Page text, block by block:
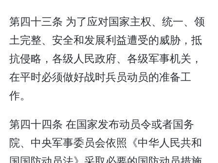
第四十三条 为了应对国家主权、统一、领
土完整、安全和发展利益遭受的威胁，抵
抗侵略，各级人民政府、各级军事机关，
在平时必须做好战时兵员动员的准备工
作。
第四十四条 在国家发布动员令或者国务
院、中央军事委员会依照《中华人民共和